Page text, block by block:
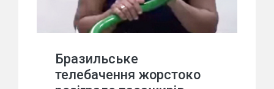
Бразильське
телебачення жорстоко